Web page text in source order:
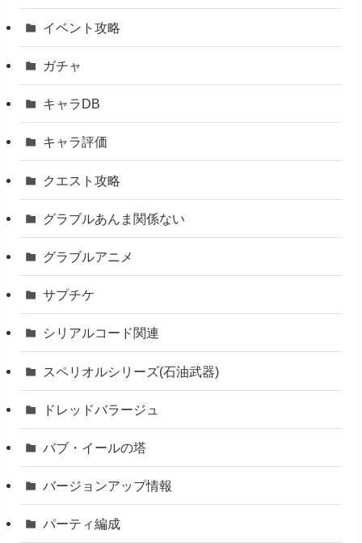
イベント攻略
ガチャ
キャラDB
キャラ評価
クエスト攻略
グラブルあんま関係ない
グラブルアニメ
サプチケ
シリアルコード関連
スペリオルシリーズ(石油武器)
ドレッドバラージュ
バブ・イールの塔
バージョンアップ情報
パーティ編成